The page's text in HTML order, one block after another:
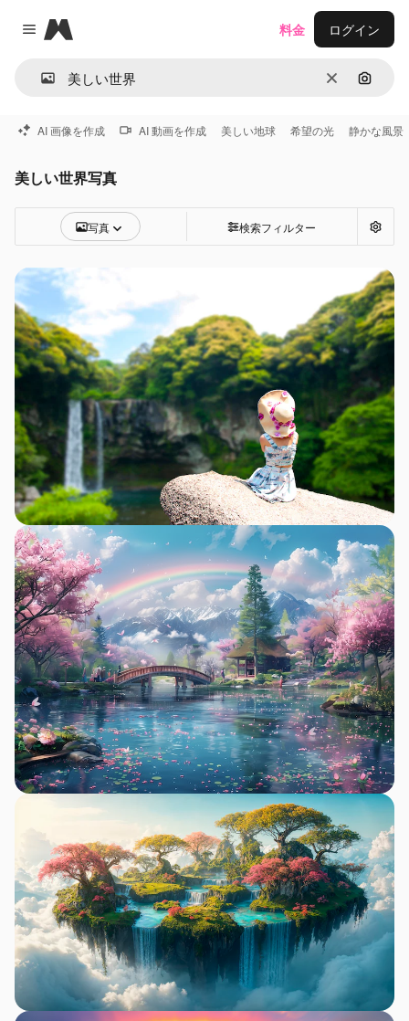
Close menu
Magnific
消去 画像で
料金 ログイン
AI 画像を作成 AI 動画を作成 美しい地球 希望の光 静かな風景
美しい世界写真
写真 検索フィルター